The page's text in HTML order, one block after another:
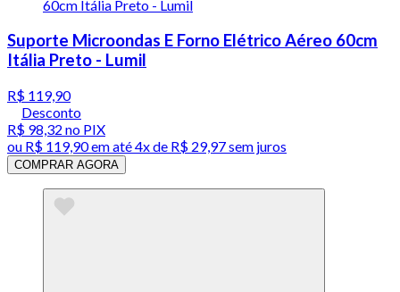
Suporte Microondas E Forno Elétrico Aéreo 60cm
Itália Preto - Lumil
R$ 119,90
Desconto
R$ 98,32 no PIX
ou R$ 119,90em até4x de R$ 29,97 sem juros
COMPRAR AGORA